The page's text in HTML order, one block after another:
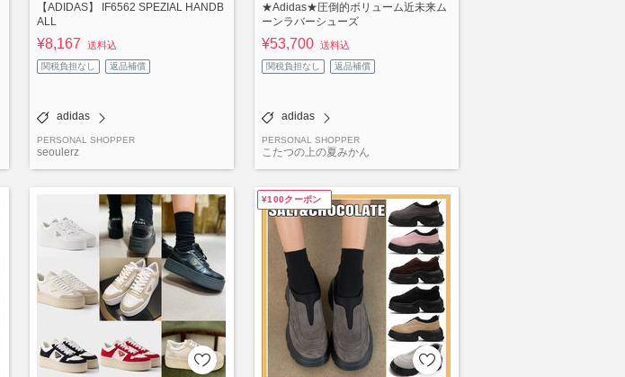
【ADIDAS】 IF6562 SPEZIAL HANDB
ALL
¥8,167 送料込
関税負担なし 返品補償
adidas
PERSONAL SHOPPER
seoulerz
★Adidas★圧倒的ボリューム近未来ム
ーンラバーシューズ
¥53,700 送料込
関税負担なし 返品補償
adidas
PERSONAL SHOPPER
こたつの上の夏みかん
¥100クーポン